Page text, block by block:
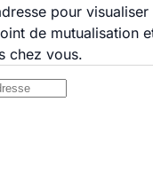
pour
de mutualisation
chez vous.